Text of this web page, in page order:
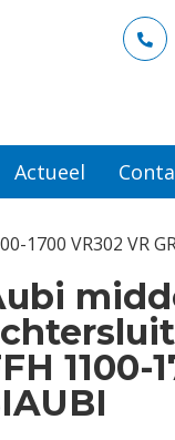
Actueel
1700 VR302 VR
1100-